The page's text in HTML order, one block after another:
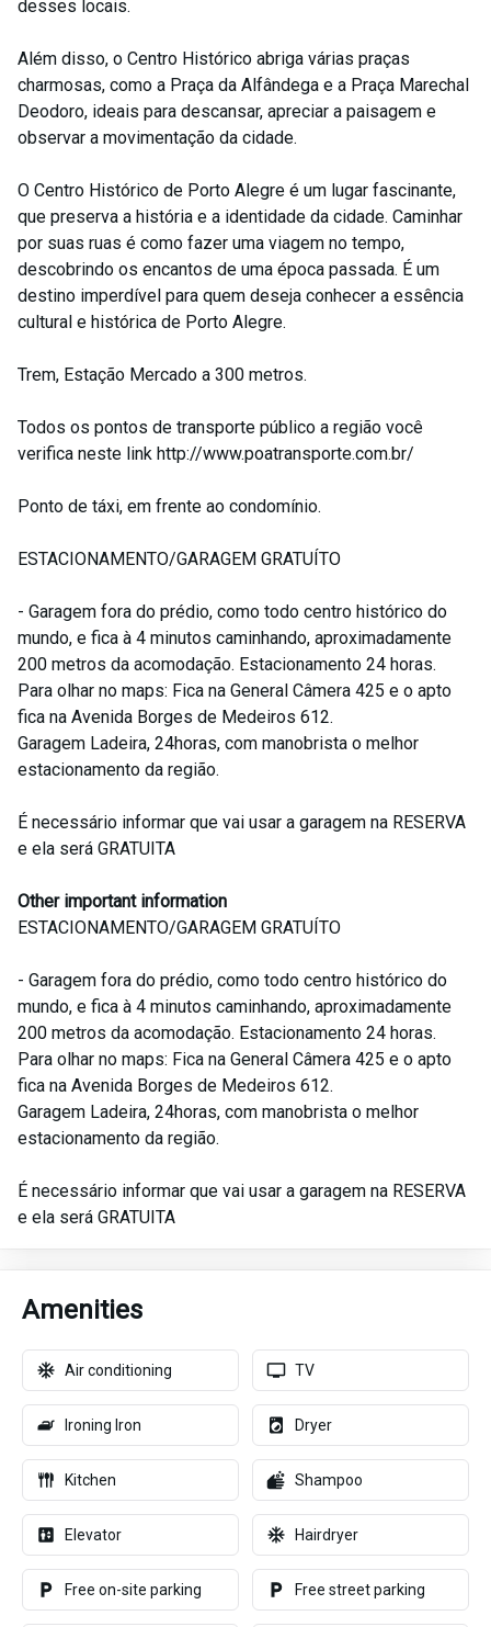
desses locais.
Além disso, o Centro Histórico abriga várias praças
charmosas, como a Praça da Alfândega e a Praça Marechal
Deodoro, ideais para descansar, apreciar a paisagem e
observar a movimentação da cidade.
O Centro Histórico de Porto Alegre é um lugar fascinante,
que preserva a história e a identidade da cidade. Caminhar
por suas ruas é como fazer uma viagem no tempo,
descobrindo os encantos de uma época passada. É um
destino imperdível para quem deseja conhecer a essência
cultural e histórica de Porto Alegre.
Trem, Estação Mercado a 300 metros.
Todos os pontos de transporte público a região você
verifica neste link http://www.poatransporte.com.br/
Ponto de táxi, em frente ao condomínio.
ESTACIONAMENTO/GARAGEM GRATUÍTO
- Garagem fora do prédio, como todo centro histórico do
mundo, e fica à 4 minutos caminhando, aproximadamente
200 metros da acomodação. Estacionamento 24 horas.
Para olhar no maps: Fica na General Câmera 425 e o apto
fica na Avenida Borges de Medeiros 612.
Garagem Ladeira, 24horas, com manobrista o melhor
estacionamento da região.
É necessário informar que vai usar a garagem na RESERVA
e ela será GRATUITA
Other important information
ESTACIONAMENTO/GARAGEM GRATUÍTO
- Garagem fora do prédio, como todo centro histórico do
mundo, e fica à 4 minutos caminhando, aproximadamente
200 metros da acomodação. Estacionamento 24 horas.
Para olhar no maps: Fica na General Câmera 425 e o apto
fica na Avenida Borges de Medeiros 612.
Garagem Ladeira, 24horas, com manobrista o melhor
estacionamento da região.
É necessário informar que vai usar a garagem na RESERVA
e ela será GRATUITA
Amenities
Air conditioning TV
Ironing Iron Dryer
Kitchen Shampoo
Elevator Hairdryer
Free on-site parking Free street parking